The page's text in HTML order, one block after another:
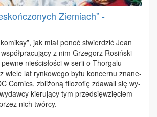
Ziemiach” -
jak miał po­noć stwier­dzić Je­an
z nim Grze­gorz Ro­siń­ski
nie­ści­sło­ści w se­rii o Thor­ga­lu
wie­le lat ryn­ko­we­go by­tu kon­cer­nu zna­ne­
Co­mics, zbli­żo­ną fi­lo­zo­fię zda­wa­li się wy­
kie­ru­ją­cy tym przed­się­wzię­ciem
nich twór­cy.